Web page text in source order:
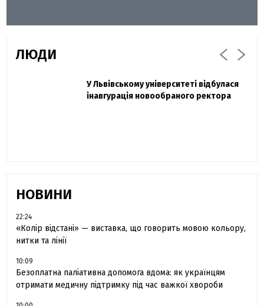
ЛЮДИ
Павло Дак
Захисник "Азовсталі" Діанов вдруге
одружився та показав фото з весілля
У Львівському університеті відбулася
інавгурація новообраного ректора
НОВИНИ
22:24
«Колір відстані» — виставка, що говорить мовою кольору,
нитки та лінії
10:09
Безоплатна паліативна допомога вдома: як українцям
отримати медичну підтримку під час важкої хвороби